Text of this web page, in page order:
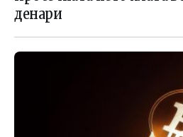
денари